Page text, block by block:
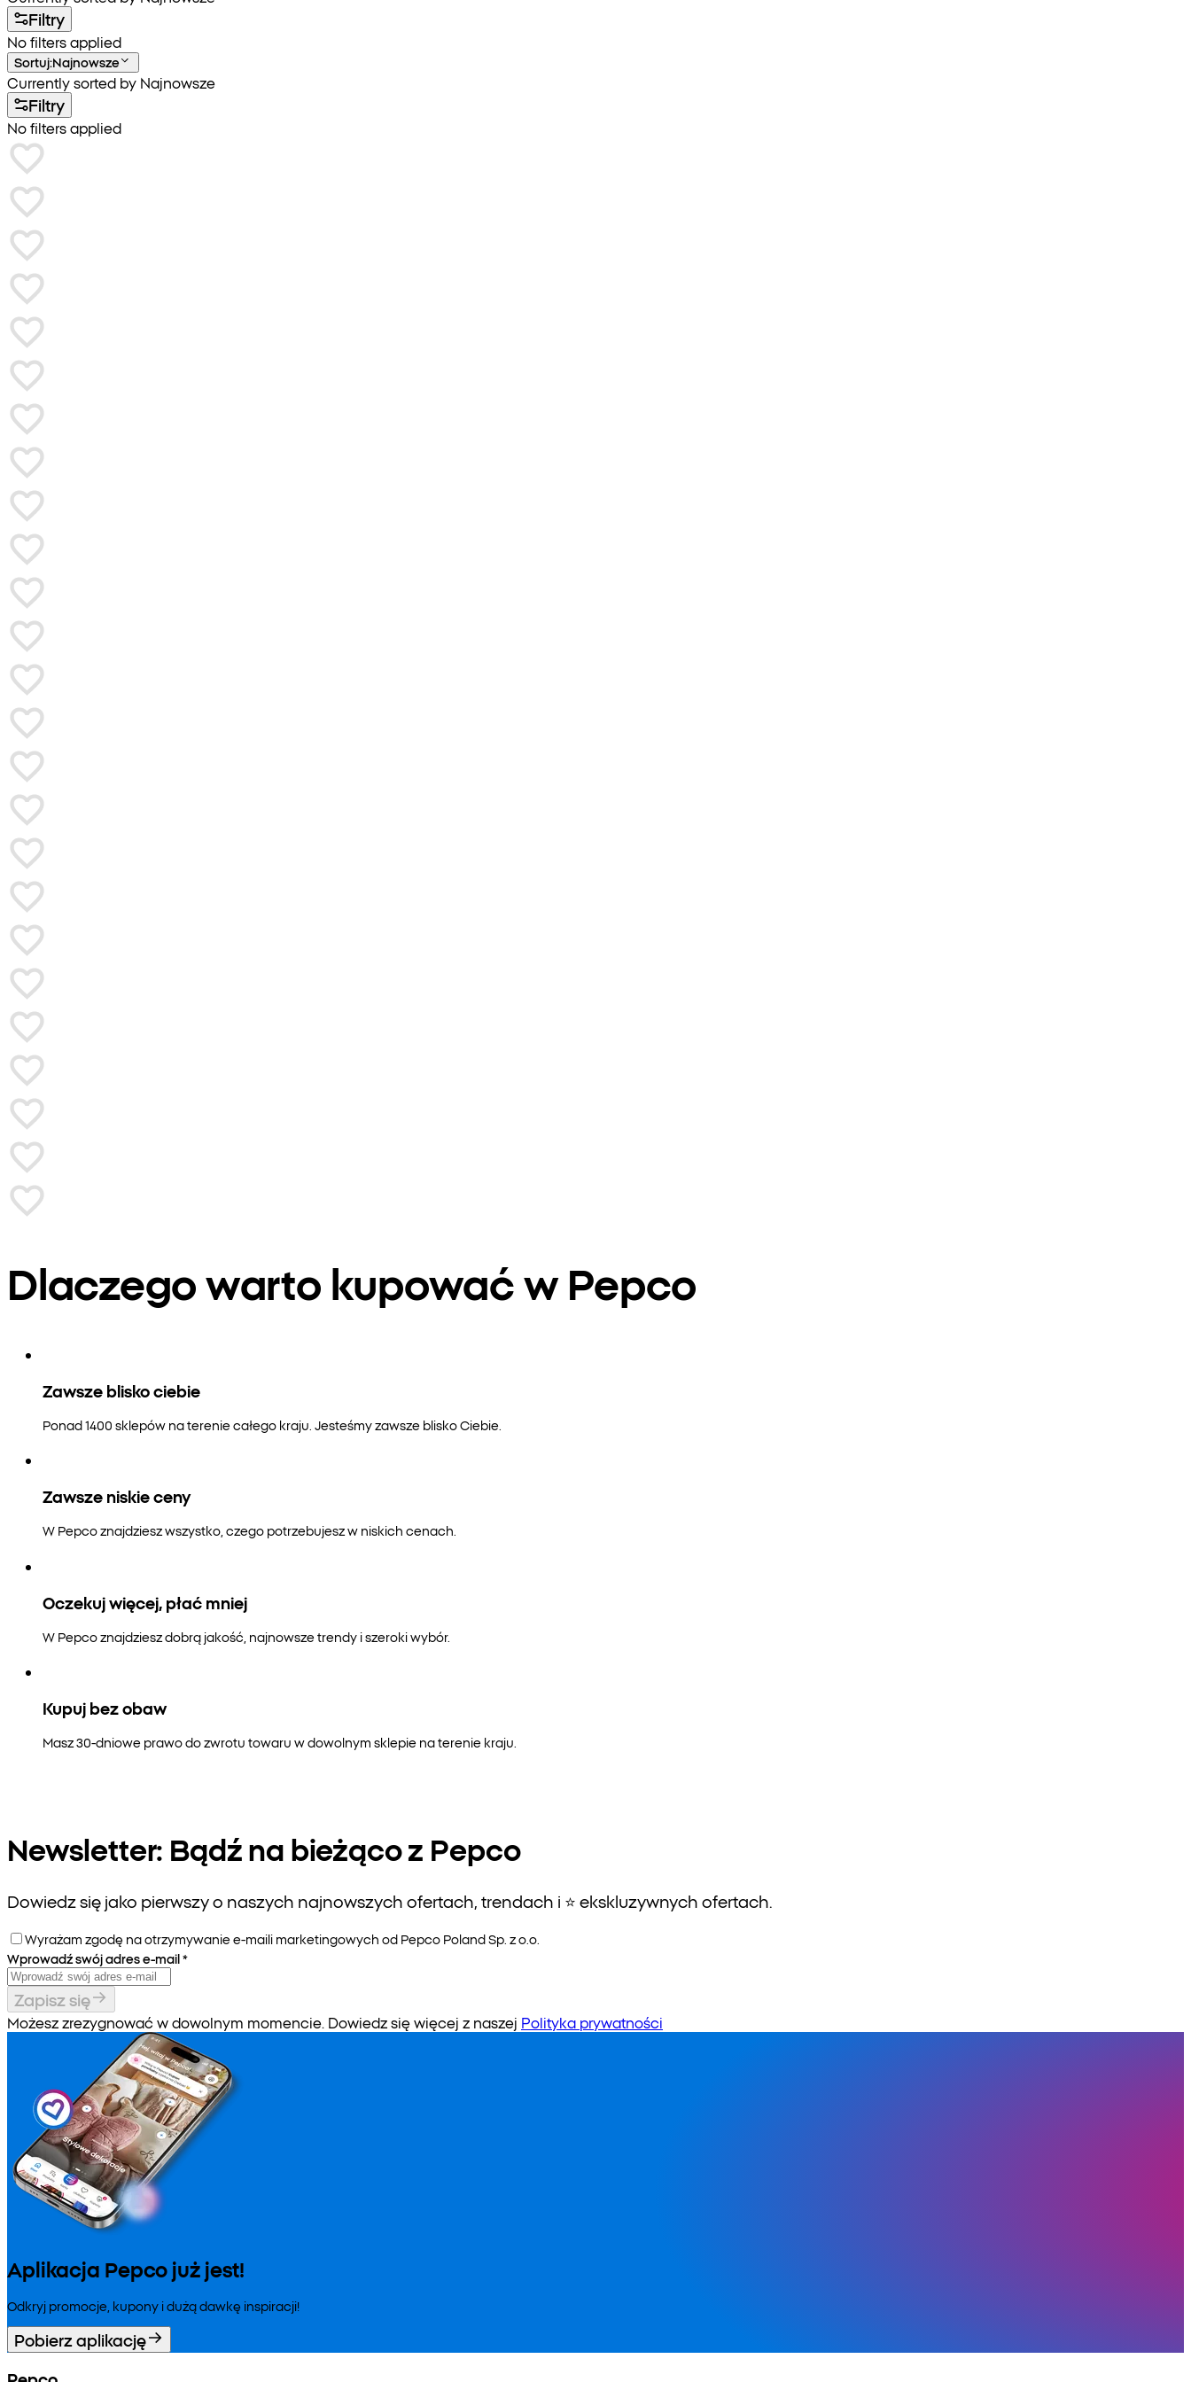
Filtry
No filters applied
Sortuj:Najnowsze
Currently sorted by Najnowsze
Filtry
No filters applied
Dlaczego warto kupować w Pepco
Zawsze blisko ciebie
Ponad 1400 sklepów na terenie całego kraju. Jesteśmy zawsze blisko Ciebie.
Zawsze niskie ceny
W Pepco znajdziesz wszystko, czego potrzebujesz w niskich cenach.
Oczekuj więcej, płać mniej
W Pepco znajdziesz dobrą jakość, najnowsze trendy i szeroki wybór.
Kupuj bez obaw
Masz 30-dniowe prawo do zwrotu towaru w dowolnym sklepie na terenie kraju.
Newsletter: Bądź na bieżąco z Pepco
Dowiedz się jako pierwszy o naszych najnowszych ofertach, trendach i ⭐️ ekskluzywnych ofertach.
Wyrażam zgodę na otrzymywanie e-maili marketingowych od Pepco Poland Sp. z o.o.
Wprowadź swój adres e-mail*
Zapisz się
Możesz zrezygnować w dowolnym momencie. Dowiedz się więcej z naszej Polityka prywatności
Aplikacja Pepco już jest!
Odkryj promocje, kupony i dużą dawkę inspiracji!
Pobierz aplikację